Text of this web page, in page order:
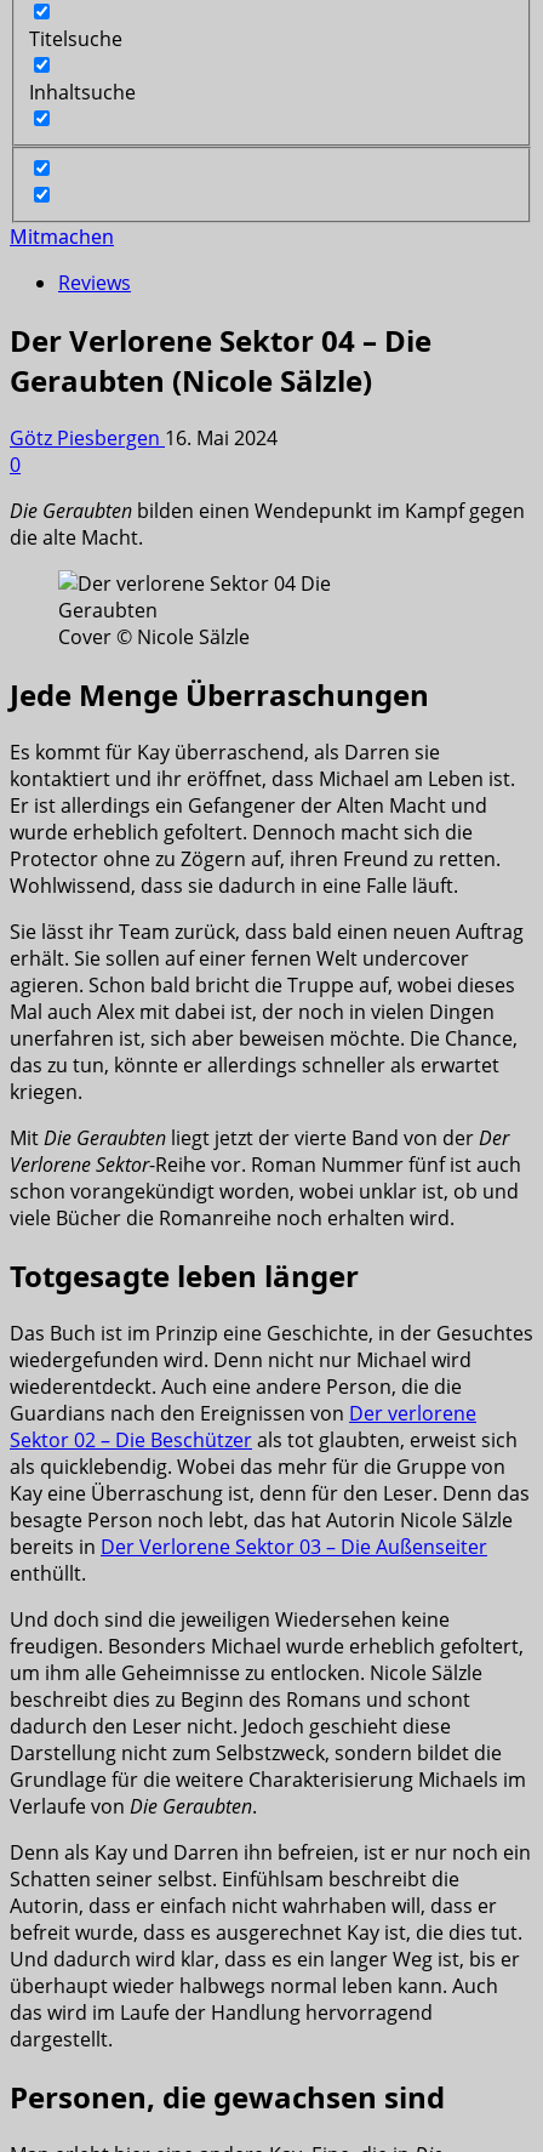
Titelsuche
Inhaltsuche
Mitmachen
Reviews
Der Verlorene Sektor 04 – Die
Geraubten (Nicole Sälzle)
Götz Piesbergen 16. Mai 2024
0
Die Geraubten bilden einen Wendepunkt im Kampf gegen
die alte Macht.
Cover © Nicole Sälzle
Jede Menge Überraschungen
Es kommt für Kay überraschend, als Darren sie
kontaktiert und ihr eröffnet, dass Michael am Leben ist.
Er ist allerdings ein Gefangener der Alten Macht und
wurde erheblich gefoltert. Dennoch macht sich die
Protector ohne zu Zögern auf, ihren Freund zu retten.
Wohlwissend, dass sie dadurch in eine Falle läuft.
Sie lässt ihr Team zurück, dass bald einen neuen Auftrag
erhält. Sie sollen auf einer fernen Welt undercover
agieren. Schon bald bricht die Truppe auf, wobei dieses
Mal auch Alex mit dabei ist, der noch in vielen Dingen
unerfahren ist, sich aber beweisen möchte. Die Chance,
das zu tun, könnte er allerdings schneller als erwartet
kriegen.
MitDie Geraubten liegt jetzt der vierte Band von derDer
Verlorene Sektor-Reihe vor. Roman Nummer fünf ist auch
schon vorangekündigt worden, wobei unklar ist, ob und
viele Bücher die Romanreihe noch erhalten wird.
Totgesagte leben länger
Das Buch ist im Prinzip eine Geschichte, in der Gesuchtes
wiedergefunden wird. Denn nicht nur Michael wird
wiederentdeckt. Auch eine andere Person, die die
Guardians nach den Ereignissen von Der verlorene
Sektor 02 – Die Beschützerals tot glaubten, erweist sich
als quicklebendig. Wobei das mehr für die Gruppe von
Kay eine Überraschung ist, denn für den Leser. Denn das
besagte Person noch lebt, das hat Autorin Nicole Sälzle
bereits in Der Verlorene Sektor 03 – Die Außenseiter
enthüllt.
Und doch sind die jeweiligen Wiedersehen keine
freudigen. Besonders Michael wurde erheblich gefoltert,
um ihm alle Geheimnisse zu entlocken. Nicole Sälzle
beschreibt dies zu Beginn des Romans und schont
dadurch den Leser nicht. Jedoch geschieht diese
Darstellung nicht zum Selbstzweck, sondern bildet die
Grundlage für die weitere Charakterisierung Michaels im
Verlaufe von Die Geraubten.
Denn als Kay und Darren ihn befreien, ist er nur noch ein
Schatten seiner selbst. Einfühlsam beschreibt die
Autorin, dass er einfach nicht wahrhaben will, dass er
befreit wurde, dass es ausgerechnet Kay ist, die dies tut.
Und dadurch wird klar, dass es ein langer Weg ist, bis er
überhaupt wieder halbwegs normal leben kann. Auch
das wird im Laufe der Handlung hervorragend
dargestellt.
Personen, die gewachsen sind